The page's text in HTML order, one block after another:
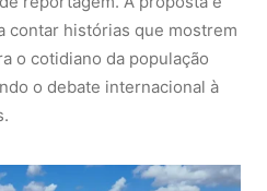
prepara jornalistas para